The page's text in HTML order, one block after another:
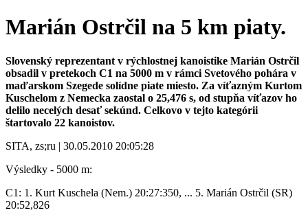
Marián Ostrčil na 5 km piaty.
Slovenský reprezentant v rýchlostnej kanoistike Marián Ostrčil
obsadil v pretekoch C1 na 5000 m v rámci Svetového pohára v
maďarskom Szegede solídne piate miesto. Za víťazným Kurtom
Kuschelom z Nemecka zaostal o 25,476 s, od stupňa víťazov ho
delilo necelých desať sekúnd. Celkovo v tejto kategórii
štartovalo 22 kanoistov.
SITA, zs;ru | 30.05.2010 20:05:28
Výsledky - 5000 m:
C1: 1. Kurt Kuschela (Nem.) 20:27:350, ... 5. Marián Ostrčil (SR)
20:52,826